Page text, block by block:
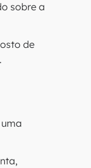
sobre a
de